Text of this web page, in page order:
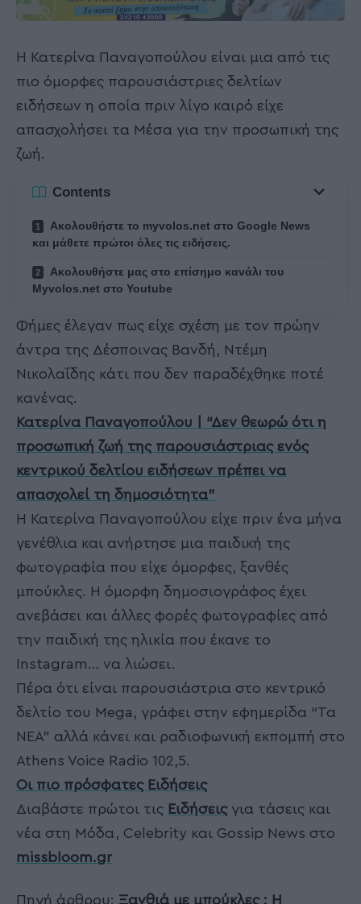
Η Κατερίνα Παναγοπούλου είναι μια από τις
πιο όμορφες παρουσιάστριες δελτίων
ειδήσεων η οποία πριν λίγο καιρό είχε
απασχολήσει τα Μέσα για την προσωπική της
ζωή.
Contents
Ακολουθήστε το myvolos.net στο Google News
και μάθετε πρώτοι όλες τις ειδήσεις.
Ακολουθήστε μας στο επίσημο κανάλι του
Myvolos.net στο Youtube
Φήμες έλεγαν πως είχε σχέση με τον πρώην
άντρα της Δέσποινας Βανδή, Ντέμη
Νικολαΐδης κάτι που δεν παραδέχθηκε ποτέ
κανένας.
Κατερίνα Παναγοπούλου | “Δεν θεωρώ ότι η
προσωπική ζωή της παρουσιάστριας ενός
κεντρικού δελτίου ειδήσεων πρέπει να
απασχολεί τη δημοσιότητα”
Η Κατερίνα Παναγοπούλου είχε πριν ένα μήνα
γενέθλια και ανήρτησε μια παιδική της
φωτογραφία που είχε όμορφες, ξανθές
μπούκλες. Η όμορφη δημοσιογράφος έχει
ανεβάσει και άλλες φορές φωτογραφίες από
την παιδική της ηλικία που έκανε το
Instagram… να λιώσει.
Πέρα ότι είναι παρουσιάστρια στο κεντρικό
δελτίο του Mega, γράφει στην εφημερίδα “Τα
ΝΕΑ” αλλά κάνει και ραδιοφωνική εκπομπή στο
Athens Voice Radio 102,5.
Οι πιο πρόσφατες Ειδήσεις
Διαβάστε πρώτοι τις Ειδήσειςγια τάσεις και
νέα στη Μόδα, Celebrity και Gossip News στο
missbloom.gr
Πηγή άρθρου: Ξανθιά με μπούκλες : Η